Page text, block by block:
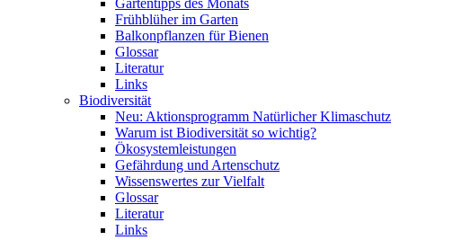
Gartentipps des Monats
Frühblüher im Garten
Balkonpflanzen für Bienen
Glossar
Literatur
Links
Biodiversität
Neu: Aktionsprogramm Natürlicher Klimaschutz
Warum ist Biodiversität so wichtig?
Ökosystemleistungen
Gefährdung und Artenschutz
Wissenswertes zur Vielfalt
Glossar
Literatur
Links